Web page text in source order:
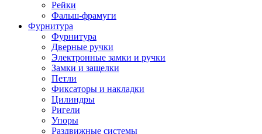
Рейки
Фальш-фрамуги
Фурнитура
Фурнитура
Дверные ручки
Электронные замки и ручки
Замки и защелки
Петли
Фиксаторы и накладки
Цилиндры
Ригели
Упоры
Раздвижные системы